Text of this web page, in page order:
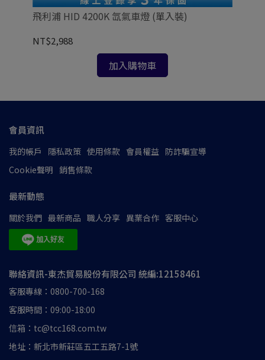
飛利浦 HID 4200K 氙氣車燈 (單入裝)
NT$2,988
加入購物車
會員資訊
我的帳戶 隱私政策 使用條款 會員權益 防詐騙宣導
Cookie聲明 銷售條款
最新動態
關於我們 最新商品 職人分享 異業合作 客服中心
聯絡資訊-東杰貿易股份有限公司 統編:12158461
客服專線：0800-700-168
客服時間：09:00-18:00
信箱：tc@tcc168.com.tw
地址：新北市新莊區五工五路7-1號